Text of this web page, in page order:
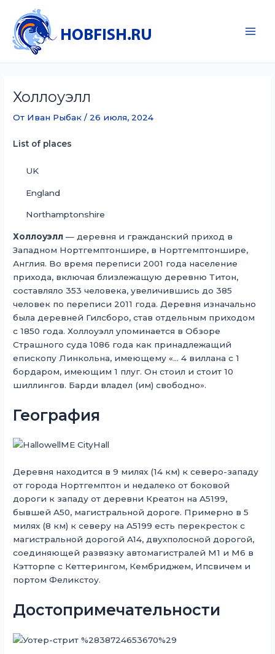
содержимому
Холлоуэлл
От Иван Рыбак/ 26 июля, 2024
List of places
UK
England
Northamptonshire
Холлоуэлл — деревня и гражданский приход в
Западном Нортгемптоншире, в Нортгемптоншире,
Англия. Во время переписи 2001 года население
прихода, включая близлежащую деревню Титон,
составляло 353 человека, увеличившись до 385
человек по переписи 2011 года. Деревня изначально
была деревней Гилсборо, став отдельным приходом
с 1850 года. Холлоуэлл упоминается в Обзоре
Страшного суда 1086 года как принадлежащий
епископу Линкольна, имеющему «… 4 виллана с 1
бордаром, имеющим 1 плуг. Он стоил и стоит 10
шиллингов. Барди владел (им) свободно».
География
Деревня находится в 9 милях (14 км) к северо-западу
от города Нортгемптон и недалеко от боковой
дороги к западу от деревни Креатон на A5199,
бывшей A50, магистральной дороге. Примерно в 5
милях (8 км) к северу на A5199 есть перекресток с
магистральной дорогой A14, двухполосной дорогой,
соединяющей развязку автомагистралей M1 и M6 в
Кэтторпе с Кеттерингом, Кембриджем, Ипсвичем и
портом Феликстоу.
Достопримечательности